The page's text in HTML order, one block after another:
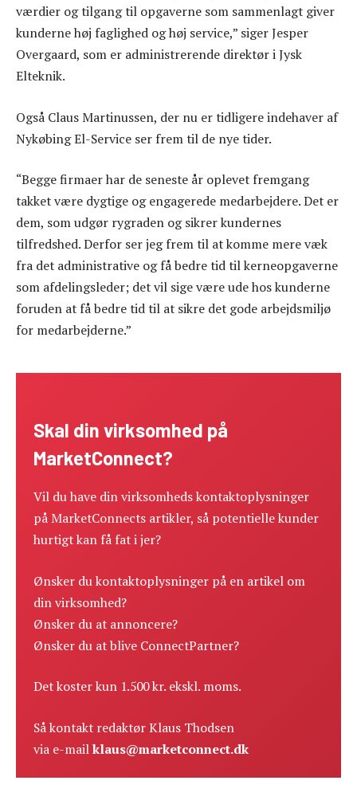
værdier og tilgang til opgaverne som sammenlagt giver
kunderne høj faglighed og høj service,” siger Jesper
Overgaard, som er administrerende direktør i Jysk
Elteknik.
Også Claus Martinussen, der nu er tidligere indehaver af
Nykøbing El-Service ser frem til de nye tider.
“Begge firmaer har de seneste år oplevet fremgang
takket være dygtige og engagerede medarbejdere. Det er
dem, som udgør rygraden og sikrer kundernes
tilfredshed. Derfor ser jeg frem til at komme mere væk
fra det administrative og få bedre tid til kerneopgaverne
som afdelingsleder; det vil sige være ude hos kunderne
foruden at få bedre tid til at sikre det gode arbejdsmiljø
for medarbejderne.”
Skal din virksomhed på
MarketConnect?
Vil du have din virksomheds kontaktoplysninger
på MarketConnects artikler, så potentielle kunder
hurtigt kan få fat i jer?
Ønsker du kontaktoplysninger på en artikel om
din virksomhed?
Ønsker du at annoncere?
Ønsker du at blive ConnectPartner?
Det koster kun 1.500 kr. ekskl. moms.
Så kontakt redaktør Klaus Thodsen
via e-mailklaus@marketconnect.dk